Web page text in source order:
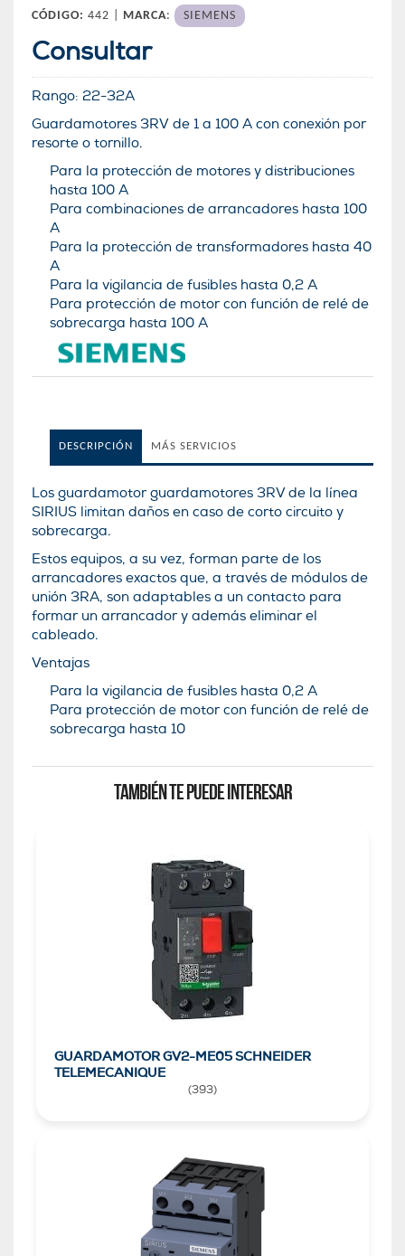
CÓDIGO: 442 | MARCA: SIEMENS
Consultar
Rango: 22-32A
Guardamotores 3RV de 1 a 100 A con conexión por
resorte o tornillo.
Para la protección de motores y distribuciones
hasta 100 A
Para combinaciones de arrancadores hasta 100
A
Para la protección de transformadores hasta 40
A
Para la vigilancia de fusibles hasta 0,2 A
Para protección de motor con función de relé de
sobrecarga hasta 100 A
DESCRIPCIÓN MÁS SERVICIOS
Los guardamotor guardamotores 3RV de la lí­nea
SIRIUS limitan daños en caso de corto circuito y
sobrecarga.
Estos equipos, a su vez, forman parte de los
arrancadores exactos que, a través de módulos de
unión 3RA, son adaptables a un contacto para
formar un arrancador y además eliminar el
cableado.
Ventajas
Para la vigilancia de fusibles hasta 0,2 A
Para protección de motor con función de relé de
sobrecarga hasta 10
TAMBIÉN TE PUEDE INTERESAR
GUARDAMOTOR GV2-ME05 SCHNEIDER
TELEMECANIQUE
(393)